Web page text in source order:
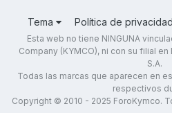
Tema Política de privacidad
Esta web no tiene NINGUNA
Company (KYMCO), ni con su filial en
S.A.
Todas las marcas que aparecen en
respectivos
Copyright © 2010 - 2025 ForoKymco.